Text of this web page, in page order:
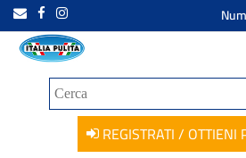
REGISTRATI / OTTIENI